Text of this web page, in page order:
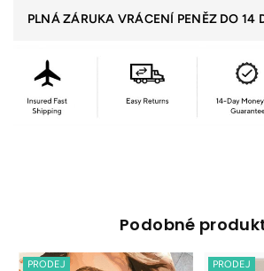
PLNÁ ZÁRUKA VRÁCENÍ PENĚZ DO 14
Podobné
PRODEJ PRODEJ